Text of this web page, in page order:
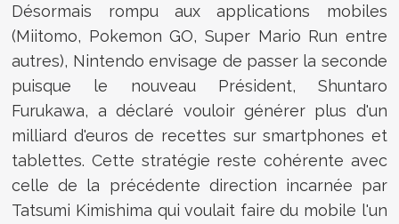
Désormais rompu aux applications mobiles
(Miitomo, Pokemon GO, Super Mario Run entre
autres), Nintendo envisage de passer la seconde
puisque le nouveau Président, Shuntaro
Furukawa, a déclaré vouloir générer plus d'un
milliard d'euros de recettes sur smartphones et
tablettes. Cette stratégie reste cohérente avec
celle de la précédente direction incarnée par
Tatsumi Kimishima qui voulait faire du mobile l'un